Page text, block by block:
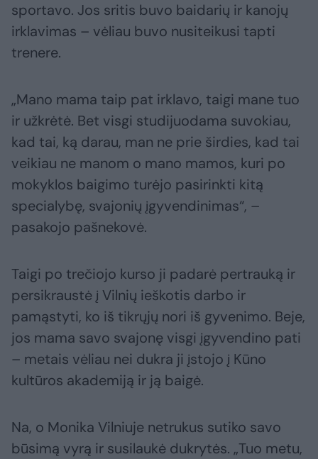
sportavo. Jos sritis buvo baidarių ir kanojų
irklavimas – vėliau buvo nusiteikusi tapti
trenere.
„Mano mama taip pat irklavo, taigi mane tuo
ir užkrėtė. Bet visgi studijuodama suvokiau,
kad tai, ką darau, man ne prie širdies, kad tai
veikiau ne manom o mano mamos, kuri po
mokyklos baigimo turėjo pasirinkti kitą
specialybę, svajonių įgyvendinimas“, –
pasakojo pašnekovė.
Taigi po trečiojo kurso ji padarė pertrauką ir
persikraustė į Vilnių ieškotis darbo ir
pamąstyti, ko iš tikrųjų nori iš gyvenimo. Beje,
jos mama savo svajonę visgi įgyvendino pati
– metais vėliau nei dukra ji įstojo į Kūno
kultūros akademiją ir ją baigė.
Na, o Monika Vilniuje netrukus sutiko savo
būsimą vyrą ir susilaukė dukrytės. „Tuo metu,